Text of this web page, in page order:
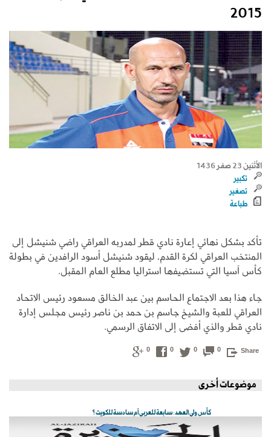
2015
الأثنين 23 صفر 1436
تكبير
تصغير
طباعة
تأكد بشكل نهائي إعارة نادي قطر لمدربه العراقي راضي شنيشل إلى
المنتخب العراقي لكرة القدم، ليقود شنيشل أسود الرافدين في بطولة
كأس آسيا التي تستضيفها استراليا مطلع العام المقبل.
جاء هذا بعد الاجتماع الحاسم بين عبد الخالق مسعود رئيس الاتحاد
العراقي للعبة والشيخ جاسم بن حمد بن ناصر رئيس مجلس إدارة
نادي قطر والذي أفضى إلى الاتفاق الرسمي.
Share
0
0
0
0
موضوعات أخرى
كأس ولي العهد: سابعة للعربي أم سادسة للكويت؟